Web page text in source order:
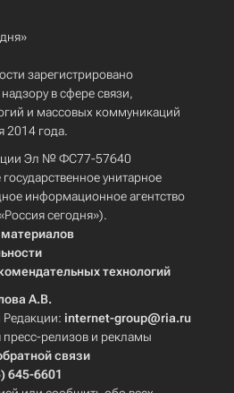
зарегистрировано
в сфере связи,
и массовых коммуникаций
2014 года.
Эл № ФС77-57640
унитарное
информационное агентство
сегодня»).
технологий
А.В.
Редакции: internet-group@ria.ru
релизов и рекламы
связи
645-6601